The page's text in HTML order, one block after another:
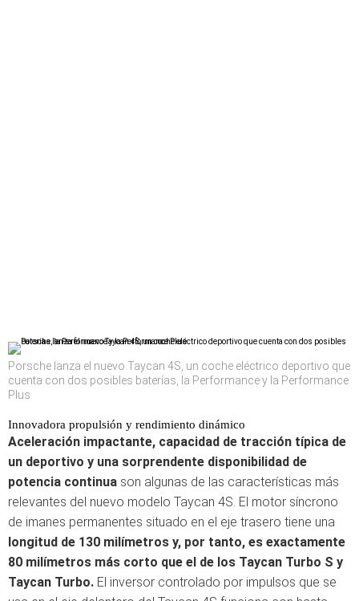
Porsche lanza el nuevo Taycan 4S, un coche eléctrico deportivo que
cuenta con dos posibles baterías, la Performance y la Performance
Plus
Innovadora propulsión y rendimiento dinámico
Aceleración impactante, capacidad de tracción típica de
un deportivo y una sorprendente disponibilidad de
potencia continua son algunas de las características más
relevantes del nuevo modelo Taycan 4S. El motor síncrono
de imanes permanentes situado en el eje trasero tiene una
longitud de 130 milímetros y, por tanto, es exactamente
80 milímetros más corto que el de los Taycan Turbo S y
Taycan Turbo. El inversor controlado por impulsos que se